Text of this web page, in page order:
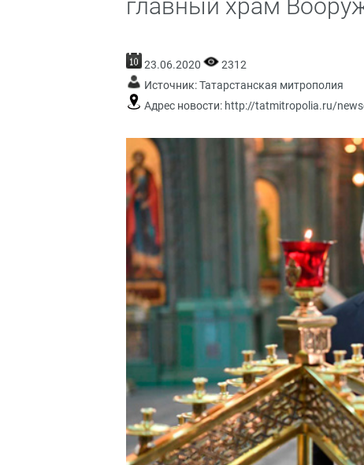
главный храм
23.06.2020
2312
Источник:Татарстанская митрополия
Адрес новости: http://tatmitropolia.ru/